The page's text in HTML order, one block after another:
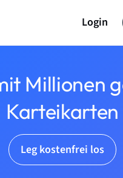
Login
Millionen
Karteikarten
Leg kostenfrei los